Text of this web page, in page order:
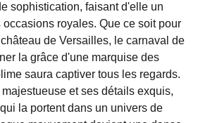
sophistication, faisant d'elle un
royales. Que ce soit pour
de Versailles, le carnaval de
la grâce d'une marquise des
saura captiver tous les regards.
et ses détails exquis,
la portent dans un univers de